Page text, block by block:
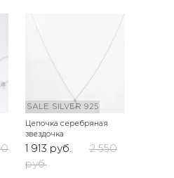
SALE SILVER 925
Цепочка серебряная
звездочка
1 913 руб.
2 550
руб.